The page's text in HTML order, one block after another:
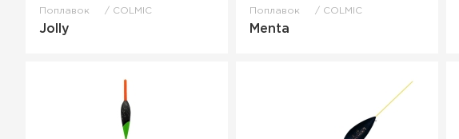
Поплавок COLMIC
Jolly
Поплавок COLMIC
Menta